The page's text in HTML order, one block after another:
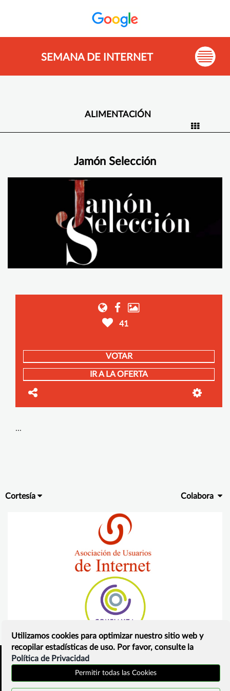
SEMANA DE INTERNET
ALIMENTACIÓN
Jamón Selección
41
VOTAR
IR A LA OFERTA
...
Cortesía Colabora
Política de privacidad
¿Que es?
Utilizamos cookies para optimizar nuestro sitio web y
recopilar estadísticas de uso. Por favor, consulte la
Política de Privacidad
Permitir todas las Cookies